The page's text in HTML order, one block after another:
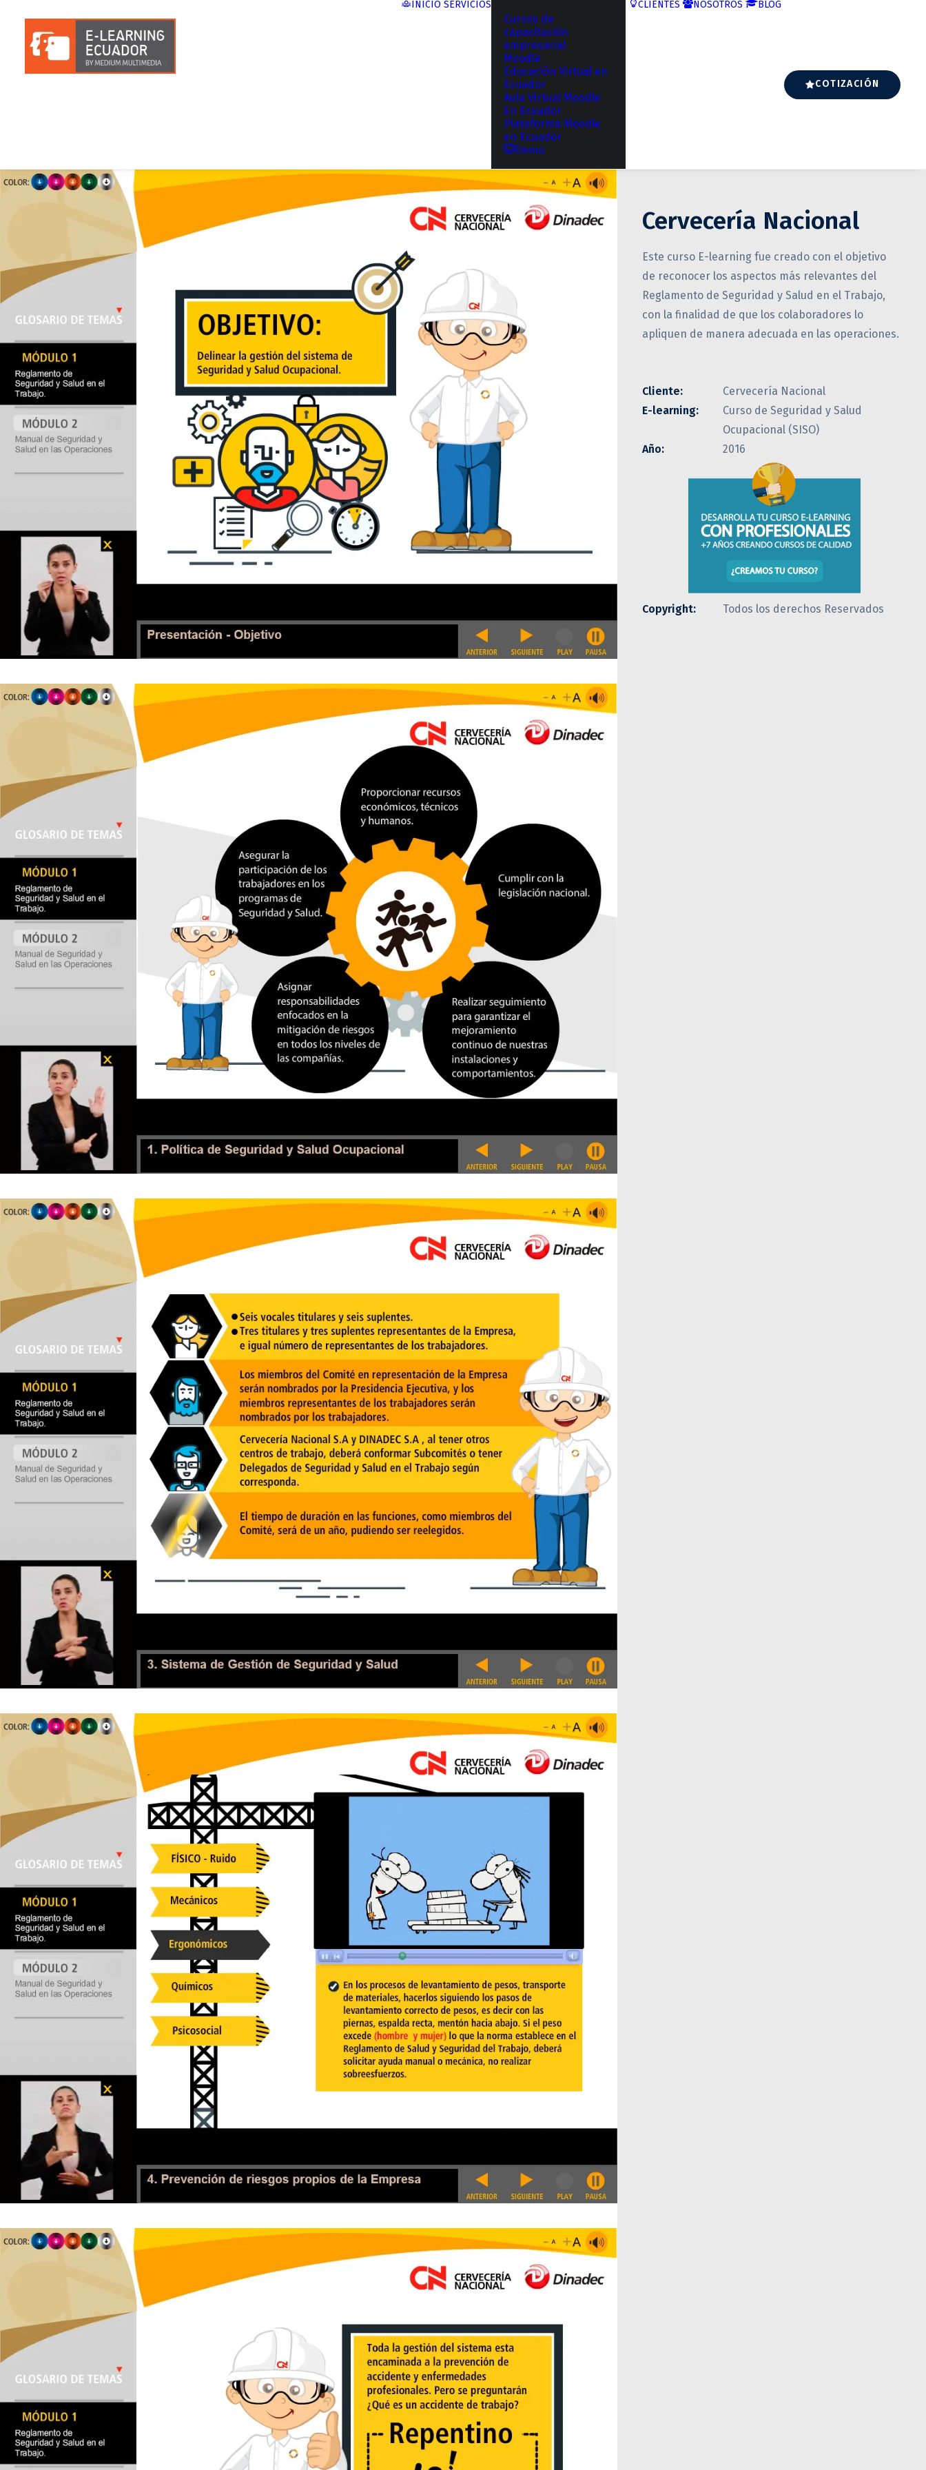
INICIO SERVICIOS
Cursos de
capacitación
empresarial
Moodle
Educación Virtual en
Ecuador
Aula Virtual Moodle
En Ecuador
Plataforma Moodle
en Ecuador
Demo
CLIENTES NOSOTROS BLOG
COTIZACIÓN
Cervecería Nacional
Este curso E-learning fue creado con el objetivo
de reconocer los aspectos más relevantes del
Reglamento de Seguridad y Salud en el Trabajo,
con la finalidad de que los colaboradores lo
apliquen de manera adecuada en las operaciones.
Cliente:
Cervecería Nacional
E-learning:
Curso de Seguridad y Salud
Ocupacional (SISO)
Año:
2016
Copyright: Todos los derechos Reservados